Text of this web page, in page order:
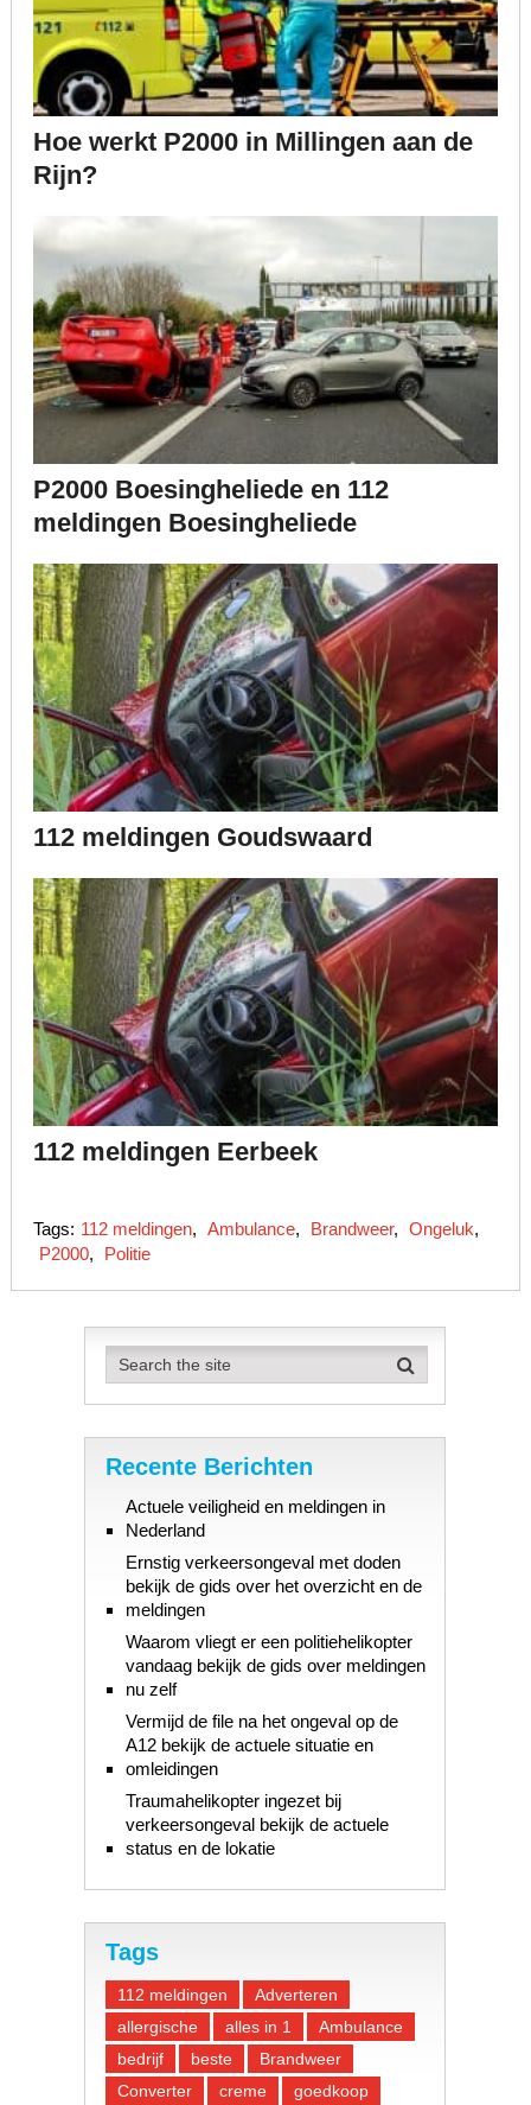
Hoe werkt P2000 in Millingen aan de
Rijn?
P2000 Boesingheliede en 112
meldingen Boesingheliede
112 meldingen Goudswaard
112 meldingen Eerbeek
Tags: 112 meldingen, Ambulance, Brandweer, Ongeluk,
P2000, Politie
Recente Berichten
Actuele veiligheid en meldingen in
Nederland
Ernstig verkeersongeval met doden
bekijk de gids over het overzicht en de
meldingen
Waarom vliegt er een politiehelikopter
vandaag bekijk de gids over meldingen
nu zelf
Vermijd de file na het ongeval op de
A12 bekijk de actuele situatie en
omleidingen
Traumahelikopter ingezet bij
verkeersongeval bekijk de actuele
status en de lokatie
Tags
112 meldingen
Adverteren
allergische
alles in 1
Ambulance
bedrijf
beste
Brandweer
Converter
creme goedkoop